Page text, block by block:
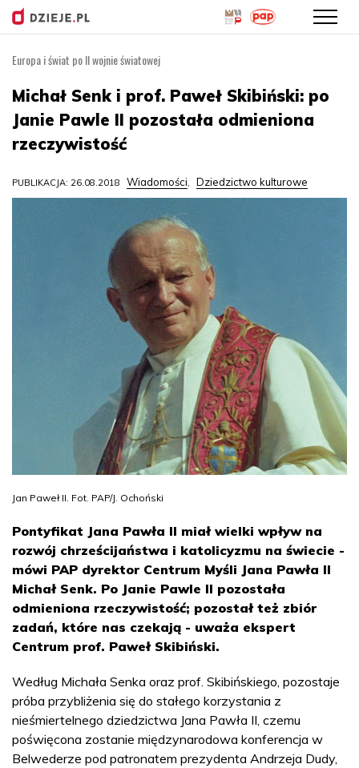
treści
Europa i świat po II wojnie światowej
Michał Senk i prof. Paweł Skibiński: po
Janie Pawle II pozostała odmieniona
rzeczywistość
PUBLIKACJA: 26.08.2018 Wiadomości, Dziedzictwo kulturowe
Jan Paweł II. Fot. PAP/J. Ochoński
Pontyfikat Jana Pawła II miał wielki wpływ na
rozwój chrześcijaństwa i katolicyzmu na świecie -
mówi PAP dyrektor Centrum Myśli Jana Pawła II
Michał Senk. Po Janie Pawle II pozostała
odmieniona rzeczywistość; pozostał też zbiór
zadań, które nas czekają - uważa ekspert
Centrum prof. Paweł Skibiński.
Według Michała Senka oraz prof. Skibińskiego, pozostaje
próba przybliżenia się do stałego korzystania z
nieśmiertelnego dziedzictwa Jana Pawła II, czemu
poświęcona zostanie międzynarodowa konferencja w
Belwederze pod patronatem prezydenta Andrzeja Dudy,